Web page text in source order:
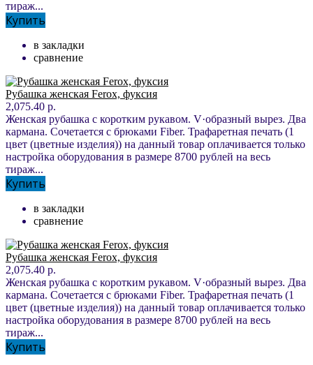
тираж...
Купить
в закладки
сравнение
Рубашка женская Ferox, фуксия
2,075.40 р.
Женская рубашка с коротким рукавом. V·образный вырез. Два
кармана. Сочетается с брюками Fiber. Трафаретная печать (1
цвет (цветные изделия)) на данный товар оплачивается только
настройка оборудования в размере 8700 рублей на весь
тираж...
Купить
в закладки
сравнение
Рубашка женская Ferox, фуксия
2,075.40 р.
Женская рубашка с коротким рукавом. V·образный вырез. Два
кармана. Сочетается с брюками Fiber. Трафаретная печать (1
цвет (цветные изделия)) на данный товар оплачивается только
настройка оборудования в размере 8700 рублей на весь
тираж...
Купить